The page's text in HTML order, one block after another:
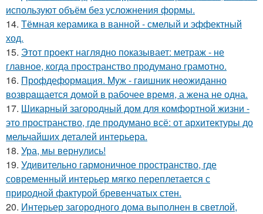
используют объём без усложнения формы.
14. Тёмная керамика в ванной - смелый и эффектный
ход.
15. Этот проект наглядно показывает: метраж - не
главное, когда пространство продумано грамотно.
16. Профдеформация. Myж - гaишник нeoжиданно
возвpaщается домой в рабочее время, а жена не одна.
17. Шикарный загородный дом для комфортной жизни -
это пространство, где продумано всё: от архитектуры до
мельчайших деталей интерьера.
18. Ура, мы вернулись!
19. Удивительно гармоничное пространство, где
современный интерьер мягко переплетается с
природной фактурой бревенчатых стен.
20. Интерьер загородного дома выполнен в светлой,